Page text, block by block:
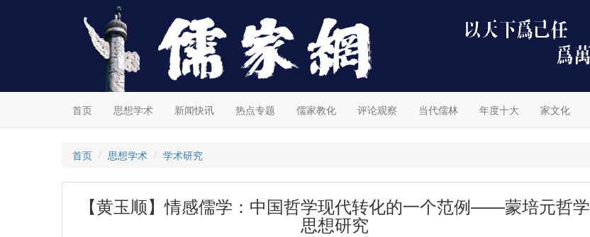
首页 思想学术 新闻快讯 热点专题 儒家教化 评论观察 当代儒林 年度十大 家文化
首页 思想学术 学术研究
【黄玉顺】情感儒学：中国哲学现代转化的一个范例——蒙培元哲学
思想研究